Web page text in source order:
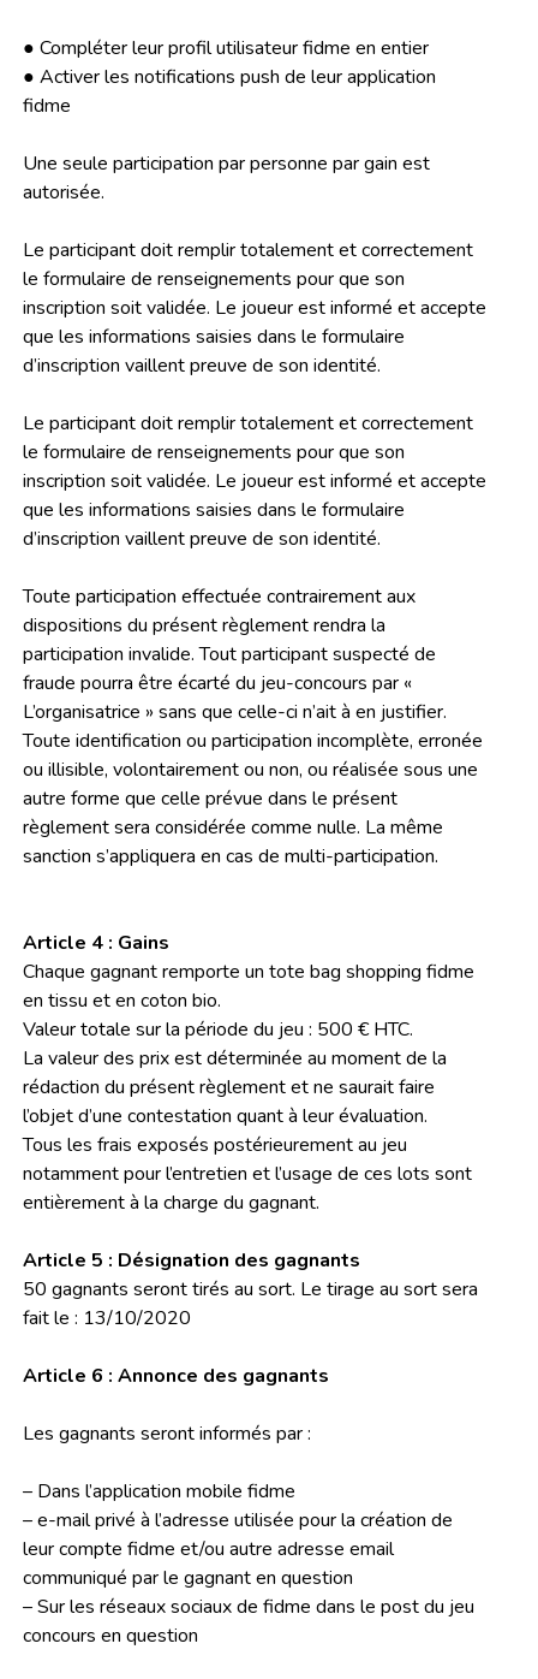
● Compléter leur profil utilisateur fidme en entier
● Activer les notifications push de leur application
fidme
Une seule participation par personne par gain est
autorisée.
Le participant doit remplir totalement et correctement
le formulaire de renseignements pour que son
inscription soit validée. Le joueur est informé et accepte
que les informations saisies dans le formulaire
d’inscription vaillent preuve de son identité.
Le participant doit remplir totalement et correctement
le formulaire de renseignements pour que son
inscription soit validée. Le joueur est informé et accepte
que les informations saisies dans le formulaire
d’inscription vaillent preuve de son identité.
Toute participation effectuée contrairement aux
dispositions du présent règlement rendra la
participation invalide. Tout participant suspecté de
fraude pourra être écarté du jeu-concours par «
L’organisatrice » sans que celle-ci n’ait à en justifier.
Toute identification ou participation incomplète, erronée
ou illisible, volontairement ou non, ou réalisée sous une
autre forme que celle prévue dans le présent
règlement sera considérée comme nulle. La même
sanction s’appliquera en cas de multi-participation.
Article 4 : Gains
Chaque gagnant remporte un tote bag shopping fidme
en tissu et en coton bio.
Valeur totale sur la période du jeu : 500 € HTC.
La valeur des prix est déterminée au moment de la
rédaction du présent règlement et ne saurait faire
l’objet d’une contestation quant à leur évaluation.
Tous les frais exposés postérieurement au jeu
notamment pour l’entretien et l’usage de ces lots sont
entièrement à la charge du gagnant.
Article 5 : Désignation des gagnants
50 gagnants seront tirés au sort. Le tirage au sort sera
fait le : 13/10/2020
Article 6 : Annonce des gagnants
Les gagnants seront informés par :
– Dans l’application mobile fidme
– e-mail privé à l’adresse utilisée pour la création de
leur compte fidme et/ou autre adresse email
communiqué par le gagnant en question
– Sur les réseaux sociaux de fidme dans le post du jeu
concours en question